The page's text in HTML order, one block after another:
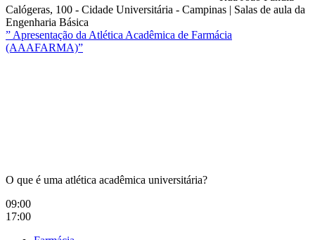
Calógeras, 100 - Cidade Universitária - Campinas | Salas de aula da
Engenharia Básica
” Apresentação da Atlética Acadêmica de Farmácia
(AAAFARMA)”
O que é uma atlética acadêmica universitária?
09:00
17:00